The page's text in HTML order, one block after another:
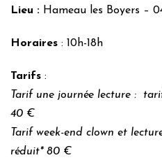
Lieu : Hameau les Boyers –
Horaires : 10h-18h
Tarifs :
Tarif une journée lecture :
40 €
Tarif week-end clown et
réduit* 80 €